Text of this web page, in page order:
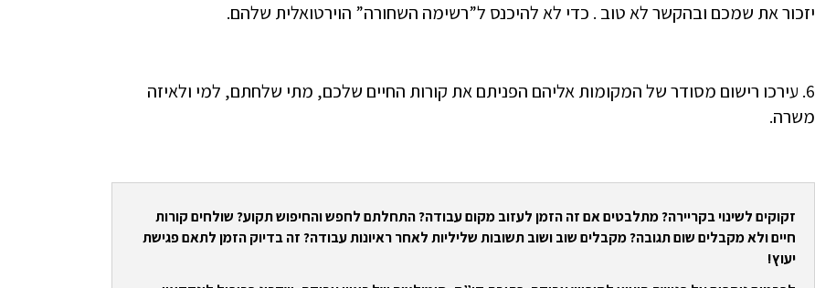
יזכור את שמכם ובהקשר לא טוב . כדי לא להיכנס ל”רשימה השחורה” הוירטואלית שלהם.
6. עירכו רישום מסודר של המקומות אליהם הפניתם את קורות החיים שלכם, מתי שלחתם, למי ולאיזה
משרה.
זקוקים לשינוי בקריירה? מתלבטים אם זה הזמן לעזוב מקום עבודה? התחלתם לחפש והחיפוש תקוע? שולחים קורות
חיים ולא מקבלים שום תגובה? מקבלים שוב ושוב תשובות שליליות לאחר ראיונות עבודה? זה בדיוק הזמן לתאם פגישת
יעוץ!